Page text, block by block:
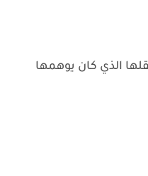
الذي كان يوهمها